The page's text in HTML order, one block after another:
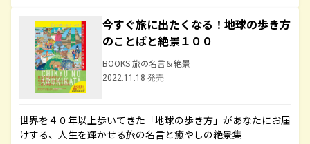
今すぐ旅に出たくなる！地球の歩き方
のことばと絶景１００
BOOKS 旅の名言＆絶景
2022.11.18 発売
世界を４０年以上歩いてきた「地球の歩き方」があなたにお届
けする、人生を輝かせる旅の名言と癒やしの絶景集